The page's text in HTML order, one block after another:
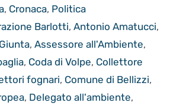
, Cronaca, Politica
Barlotti,Antonio Amatucci,
, Assessore all'Ambiente,
, Coda di Volpe, Collettore
fognari, Comune di Bellizzi,
, Delegato all'ambiente,